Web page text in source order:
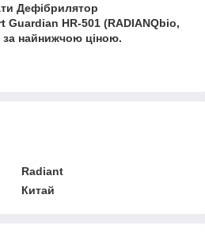
Дефібрилятор
Guardian HR-501 (RADIANQbio,
за найнижчою ціною.
Radiant
Китай